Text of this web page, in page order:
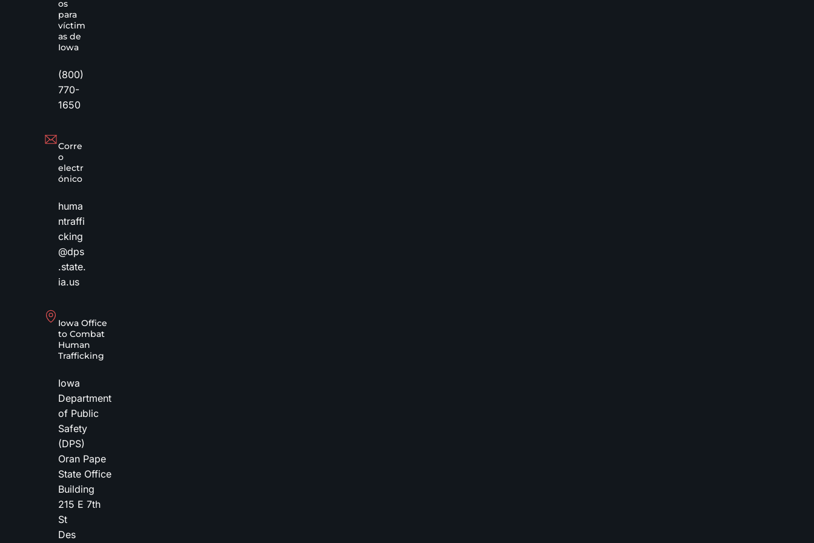
os
para
víctim
as de
Iowa
(800)
770-
1650
Corre
o
electr
ónico
huma
ntraffi
cking
@dps
.state.
ia.us
Iowa Office
to Combat
Human
Trafficking
Iowa
Department
of Public
Safety
(DPS)
Oran Pape
State Office
Building
215 E 7th
St
Des